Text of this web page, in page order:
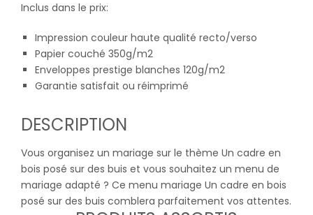
Inclus dans le prix:
Impression couleur haute qualité recto/verso
Papier couché 350g/m2
Enveloppes prestige blanches 120g/m2
Garantie satisfait ou réimprimé
DESCRIPTION
Vous organisez un mariage sur le thème Un cadre en
bois posé sur des buis et vous souhaitez un menu de
mariage adapté ? Ce menu mariage Un cadre en bois
posé sur des buis comblera parfaitement vos attentes.